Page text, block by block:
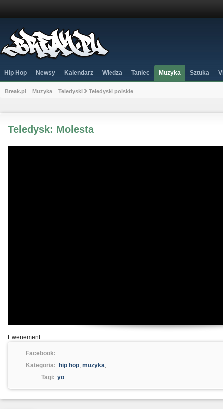
Hip Hop Newsy Kalendarz Wiedza Taniec Muzyka Sztuka
Break.pl Muzyka Teledyski Teledyski polskie
Teledysk: Molesta
Ewenement
Facebook:
Kategoria:
hip hop, muzyka,
Tagi: yo